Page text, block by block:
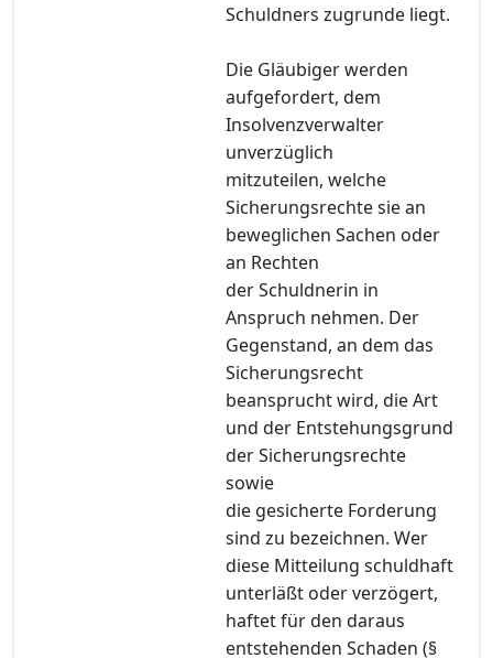
Schuldners zugrunde liegt.
Die Gläubiger werden
aufgefordert, dem
Insolvenzverwalter
unverzüglich
mitzuteilen, welche
Sicherungsrechte sie an
beweglichen Sachen oder
an Rechten
der Schuldnerin in
Anspruch nehmen. Der
Gegenstand, an dem das
Sicherungsrecht
beansprucht wird, die Art
und der Entstehungsgrund
der Sicherungsrechte
sowie
die gesicherte Forderung
sind zu bezeichnen. Wer
diese Mitteilung schuldhaft
unterläßt oder verzögert,
haftet für den daraus
entstehenden Schaden (§